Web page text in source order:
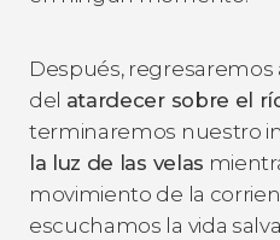
Después,
del atardecer sobre el
terminaremos nuestro
la luz de las velas
movimiento de la
escuchamos la vida